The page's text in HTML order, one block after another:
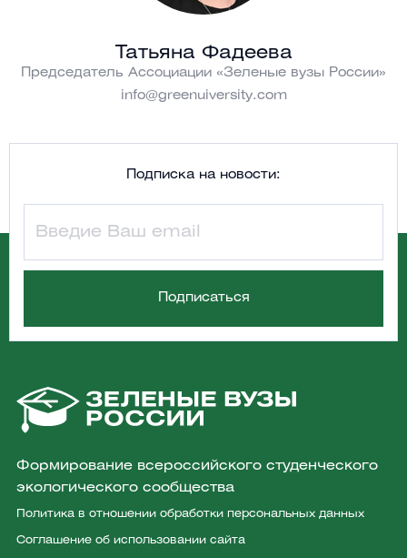
Татьяна Фадеева
Председатель Ассоциации «Зеленые вузы России»
info@greenuiversity.com
Подписка на новости:
Формирование всероссийского студенческого
экологического сообщества
Политика в отношении обработки персональных данных
Соглашение об использовании сайта